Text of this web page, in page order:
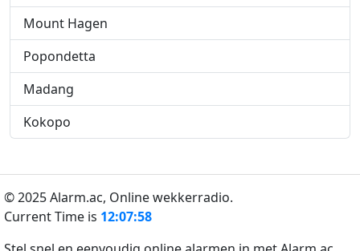
Mount Hagen
Popondetta
Madang
Kokopo
© 2025 Alarm.ac, Online wekkerradio.
Current Time is 12:07:59